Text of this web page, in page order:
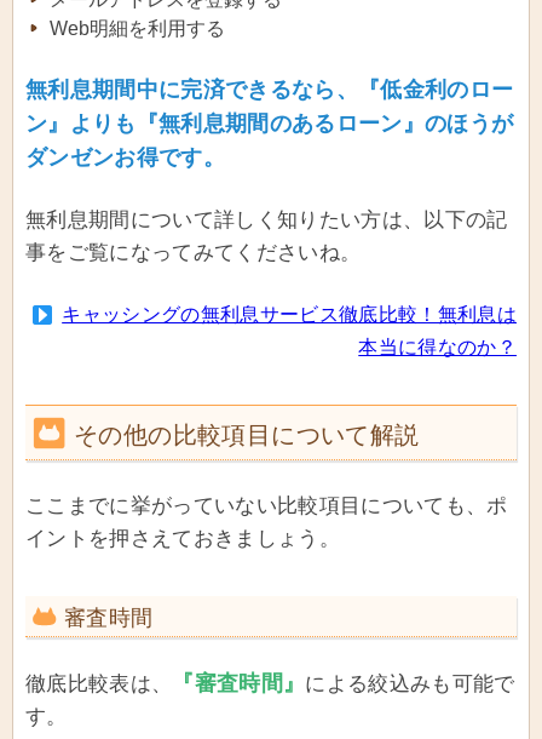
Web明細を利用する
無利息期間中に完済できるなら、『低金利のロー
ン』よりも『無利息期間のあるローン』のほうが
ダンゼンお得です。
無利息期間について詳しく知りたい方は、以下の記
事をご覧になってみてくださいね。
キャッシングの無利息サービス徹底比較！無利息は
本当に得なのか？
その他の比較項目について解説
ここまでに挙がっていない比較項目についても、ポ
イントを押さえておきましょう。
審査時間
徹底比較表は、 『審査時間』 による絞込みも可能で
す。